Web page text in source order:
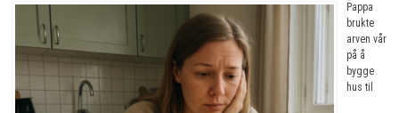
Pappa
brukte
arven vår
på å
bygge
hus til